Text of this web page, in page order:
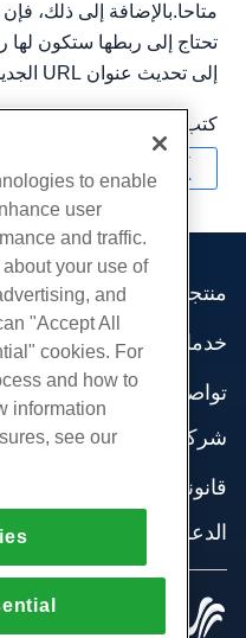
متاحا.بالإضافة إلى ذلك،
تحتاج إلى ربطها ستكون
إلى تحديث عنوان URL الجديد الذي توفره الحاوية.
كتب بواسطة
منتجات
استضافة الموقع
استضافة الأعمال
موزع استضافة
موزع العلامة البيضاء
إدارة لينكس VPS
لينكس غير المدارة VPS
نوافذ غير مُدارة VPS
خوادم السحابة
موازن التحميل
خدمات
هجرات الموقع
تواصل اجتماعي
وثائق المنتج
مدونة
شركة
اتصل بنا
مراكز البيانات
صحافة
إنضم لبرنامج
قانوني
شروط الخدمة
تطبيق القانون
اتفاقية الشراكة
الدعم
الدردشة الحية معنا
افتح تذكرة الدعم
مراسلتنا على البريد الاليكتروني
كل الحقوق محفوظة.
to enable
user
and traffic.
your use of
and
"Accept All
cookies. For
and how to
information
see our